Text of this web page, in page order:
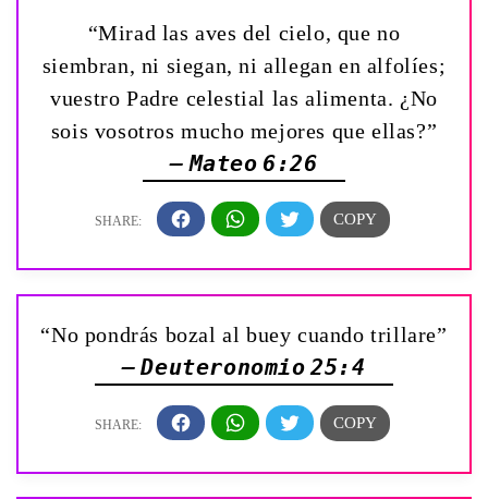
“Mirad las aves del cielo, que no
siembran, ni siegan, ni allegan en alfolíes;
vuestro Padre celestial las alimenta. ¿No
sois vosotros mucho mejores que ellas?”
— Mateo 6:26
“No pondrás bozal al buey cuando trillare”
— Deuteronomio 25:4